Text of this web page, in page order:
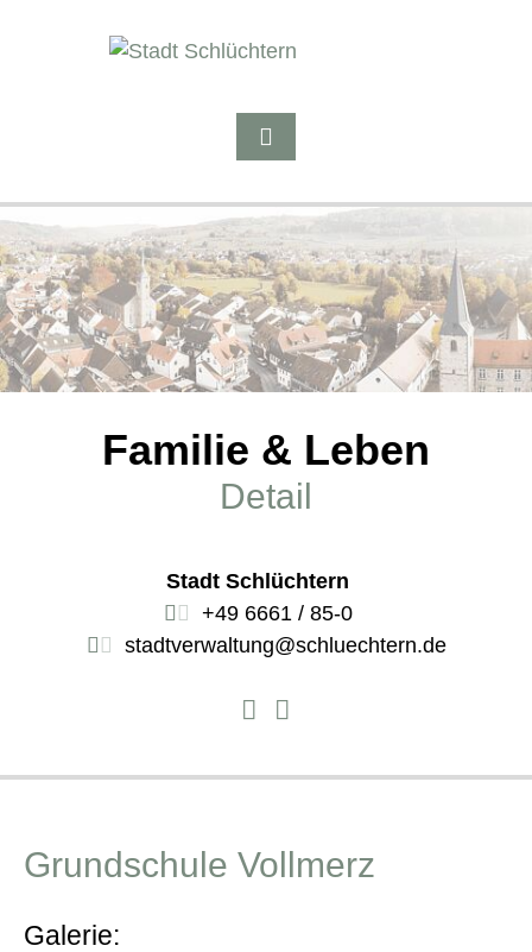
Familie & Leben
Detail
Stadt Schlüchtern
+49 6661 / 85-0
stadtverwaltung@schluechtern.de
Grundschule Vollmerz
Galerie: